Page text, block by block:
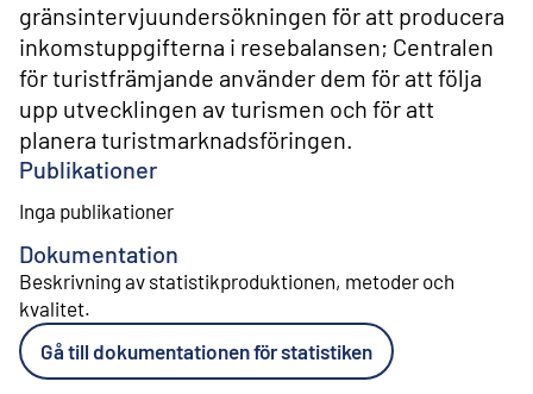
gränsintervjuundersökningen för att producera
inkomstuppgifterna i resebalansen; Centralen
för turistfrämjande använder dem för att följa
upp utvecklingen av turismen och för att
planera turistmarknadsföringen.
Publikationer
Inga publikationer
Dokumentation
Beskrivning av statistikproduktionen, metoder och
kvalitet.
Gå till dokumentationen för statistiken